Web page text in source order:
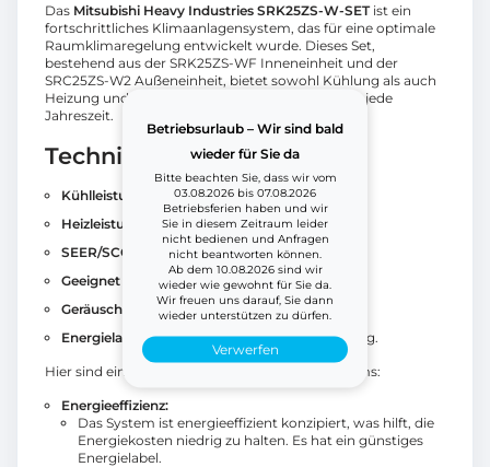
Betriebsurlaub – Wir sind bald
wieder für Sie da
Bitte beachten Sie, dass wir vom
03.08.2026 bis 07.08.2026
Betriebsferien haben und wir
Sie in diesem Zeitraum leider
nicht bedienen und Anfragen
nicht beantworten können.
Ab dem 10.08.2026 sind wir
wieder wie gewohnt für Sie da.
Wir freuen uns darauf, Sie dann
wieder unterstützen zu dürfen.
Verwerfen
Das Mitsubishi Heavy Industries SRK25ZS-W-SETist ein
fortschrittliches Klimaanlagensystem, das für eine optimale
Raumklimaregelung entwickelt wurde. Dieses Set,
bestehend aus der SRK25ZS-WF Inneneinheit und der
SRC25ZS-W2 Außeneinheit, bietet sowohl Kühlung als auch
Heizung und ist somit eine vielseitige Lösung für jede
Jahreszeit.
Technische Spezifikationen
Kühlleistung:
2,5 kW (9.000 BTU)
Heizleistung:
3,2 kW
SEER/SCOP:
8,5/4,7
Geeignet für Räume bis zu:85 m³
Geräuschpegel: ab 19 dB(A)
Energielabel: A+++ für Kühlung. A++ für Heizung.
Hier sind einige wichtige Merkmale dieses Systems:
Energieeffizienz:
Das System ist energieeffizient konzipiert, was hilft, die
Energiekosten niedrig zu halten. Es hat ein günstiges
Energielabel.